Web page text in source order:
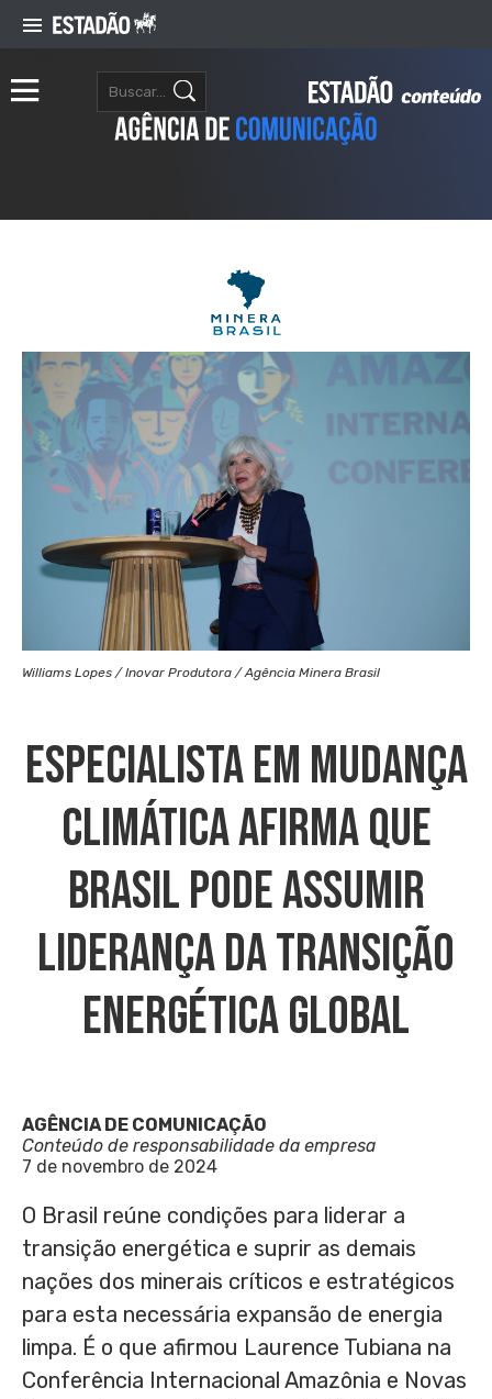
Williams Lopes / Inovar Produtora / Agência Minera Brasil
Especialista Em Mudança
Climática Afirma Que
Brasil Pode Assumir
Liderança Da Transição
Energética Global
AGÊNCIA DE COMUNICAÇÃO
Conteúdo de responsabilidade da empresa
7 de novembro de 2024
O Brasil reúne condições para liderar a
transição energética e suprir as demais
nações dos minerais críticos e estratégicos
para esta necessária expansão de energia
limpa. É o que afirmou Laurence Tubiana na
Conferência Internacional Amazônia e Novas